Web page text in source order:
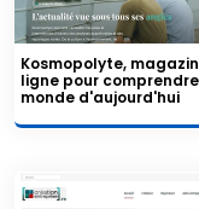
Kosmopolyte,
ligne pour
monde d'aujourd'hui